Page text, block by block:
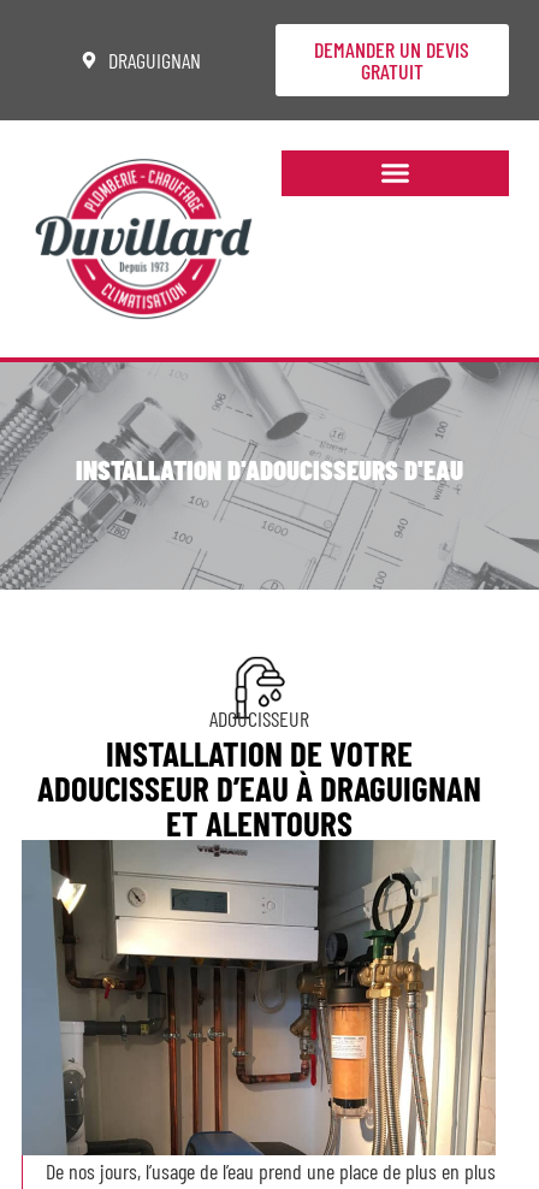
DRAGUIGNAN
DEMANDER UN DEVIS
GRATUIT
INSTALLATION D'ADOUCISSEURS D'EAU
ADOUCISSEUR
INSTALLATION DE VOTRE
ADOUCISSEUR D’EAU À DRAGUIGNAN
ET ALENTOURS
De nos jours, l’usage de l’eau prend une place de plus en plus